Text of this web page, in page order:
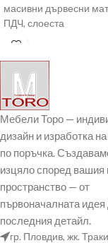
масивни дървесни
ПДЧ, слоеста
дървесина:седални
Мебели Торо —
дизайн и изработка
по поръчка.
изцяло според вашия
пространство — от
първоначалната идея
последния детайл.
гр. Пловдив, жк.